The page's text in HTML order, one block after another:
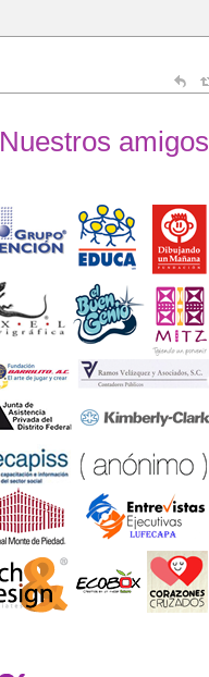
Nuestros amigos